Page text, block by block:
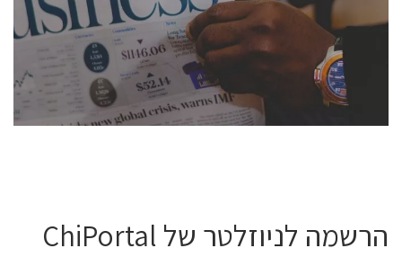
semiconductor industry, including engineers,
professional experts, and senior executives.
לחץ לפרטים
הרשמה לניוזלטר של ChiPortal